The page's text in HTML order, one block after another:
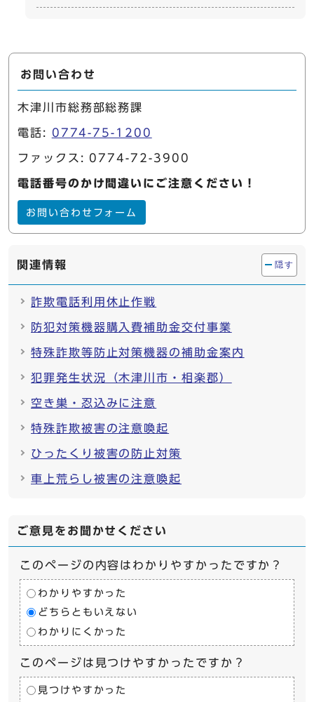
お問い合わせ
木津川市総務部総務課
電話: 0774-75-1200
ファックス: 0774-72-3900
電話番号のかけ間違いにご注意ください！
お問い合わせフォーム
関連情報 隠す
詐欺電話利用休止作戦
防犯対策機器購入費補助金交付事業
特殊詐欺等防止対策機器の補助金案内
犯罪発生状況（木津川市・相楽郡）
空き巣・忍込みに注意
特殊詐欺被害の注意喚起
ひったくり被害の防止対策
車上荒らし被害の注意喚起
ご意見をお聞かせください
このページの内容はわかりやすかったですか？
わかりやすかった
どちらともいえない
わかりにくかった
このページは見つけやすかったですか？
見つけやすかった